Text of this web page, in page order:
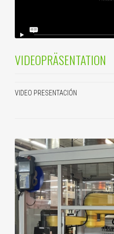
VIDEOPRÄSENTATION
VIDEO PRESENTACIÓN